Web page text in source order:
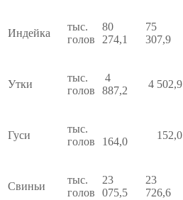
Индейка
тыс.
голов
80
274,1
75
307,9
Утки
тыс.
голов
4
887,2
4 502,9
Гуси
тыс.
голов
164,0
152,0
Свиньи
тыс.
голов
23
075,5
23
726,6